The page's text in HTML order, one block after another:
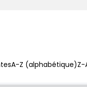
A-Z (alphabétique)Z-